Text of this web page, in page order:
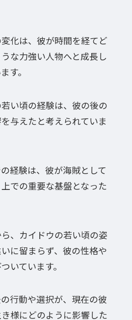
化は、彼が時間を経てど
な力強い人物へと成長し
す。
い頃の経験は、彼の後の
与えたと考えられていま
経験は、彼が海賊として
での重要な基盤となった
、カイドウの若い頃の姿
に留まらず、彼の性格や
いています。
行動や選択が、現在の彼
様にどのように影響した